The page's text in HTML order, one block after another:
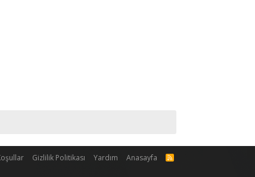
Gizlilik Politikası Yardım Anasayfa
R